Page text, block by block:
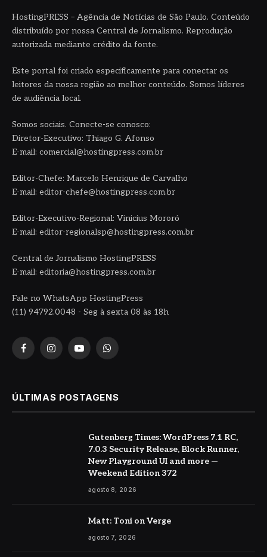
HostingPRESS – Agência de Notícias de São Paulo. Conteúdo
distribuído por nossa Central de Jornalismo. Reprodução
autorizada mediante crédito da fonte.
Este portal foi criado especificamente para conectar os
leitores da nossa região ao melhor conteúdo. Somos líderes
de audiência local.
Somos sociais. Conecte-se conosco:
Diretor-Executivo: Thiago G. Afonso
E-mail: comercial@hostingpress.com.br
Editor-Chefe: Marcelo Henrique de Carvalho
E-mail: editor-chefe@hostingpress.com.br
Editor-Executivo-Regional: Vinicius Mororó
E-mail: editor-regionalsp@hostingpress.com.br
Central de Jornalismo HostingPRESS
E-mail: editoria@hostingpress.com.br
Fale no WhatsApp HostingPress
(11) 94792.0048 - Seg à sexta 08 às 18h
FacebookInstagramYouTubeWhatsApp
ÚLTIMAS POSTAGENS
Gutenberg Times: WordPress 7.1 RC,
7.0.3 Security Release, Block Runner,
New Playground UI and more —
Weekend Edition 372
agosto 8, 2026
Matt: Toni on Verge
agosto 7, 2026